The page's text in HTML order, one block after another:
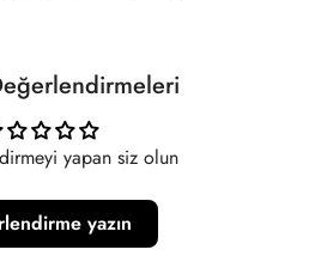
yapan siz olun
yazın